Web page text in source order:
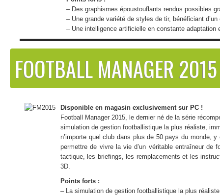
– Des graphismes époustouflants rendus possibles
– Une grande variété de styles de tir, bénéficiant
– Une intelligence artificielle en constante adaptation
FOOTBALL MANAGER 2015
Disponible en magasin exclusivement sur PC !
Football Manager 2015, le dernier né de la série
simulation de gestion footballistique la plus réaliste,
n’importe quel club dans plus de 50 pays du monde,
permettre de vivre la vie d’un véritable entraîneur
tactique, les briefings, les remplacements et les
3D.
Points forts :
– La simulation de gestion footballistique la plus